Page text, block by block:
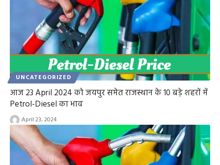
UNCATEGORIZED
आज 23 April 2024 को जयपुर समेत राजस्थान के 10 बड़े शहरों में
Petrol-Diesel का भाव
April 23, 2024